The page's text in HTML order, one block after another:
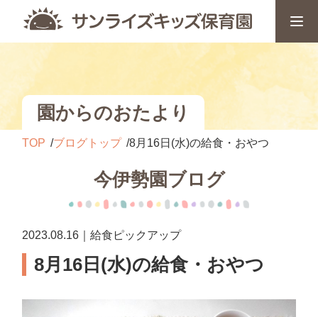
園からのおたより
TOP ブログトップ 8月16日(水)の給食・おやつ
今伊勢園ブログ
2023.08.16｜給食ピックアップ
8月16日(水)の給食・おやつ